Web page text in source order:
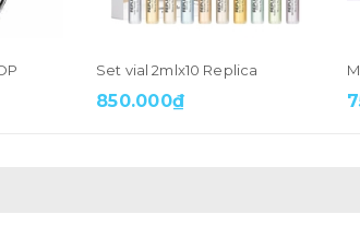
Set vial 2mlx10 Replica
850.000₫